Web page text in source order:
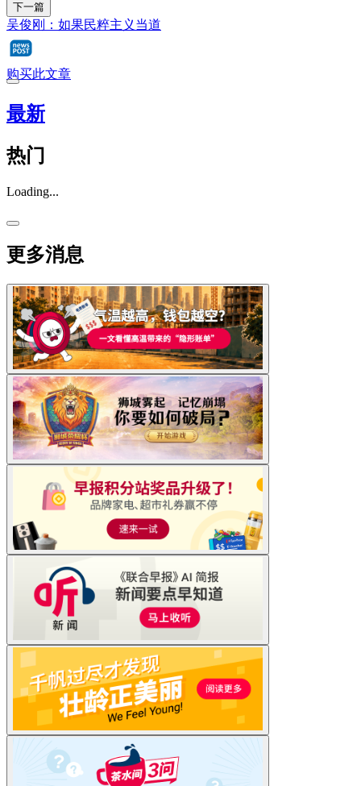
下一篇
吴俊刚：如果民粹主义当道
购买此文章
最新
热门
Loading...
更多消息